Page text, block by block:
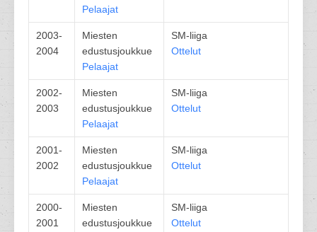
Pelaajat
2003-
2004
Miesten
edustusjoukkue
Pelaajat
SM-liiga
Ottelut
2002-
2003
Miesten
edustusjoukkue
Pelaajat
SM-liiga
Ottelut
2001-
2002
Miesten
edustusjoukkue
Pelaajat
SM-liiga
Ottelut
2000-
2001
Miesten
edustusjoukkue
SM-liiga
Ottelut